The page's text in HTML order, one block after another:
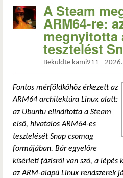
A Steam
ARM64-re:
megnyitotta
tesztelést
Beküldte kami911 -
Fontos mérföldkőhöz érkezett az
ARM64 architektúra Linux alatt:
az Ubuntu elindította a Steam
első, hivatalos ARM64-es
tesztelését Snap csomag
formájában. Bár egyelőre
kísérleti fázisról van szó, a lépés
az ARM-alapú Linux rendszerek